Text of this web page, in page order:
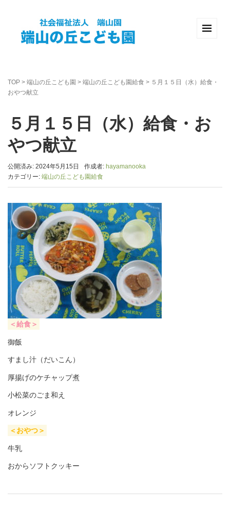
TOP > 端山の丘こども園 > 端山の丘こども園給食 > ５月１５日（水）給食・
おやつ献立
５月１５日（水）給食・お
やつ献立
公開済み: 2024年5月15日 作成者: hayamanooka
カテゴリー: 端山の丘こども園給食
＜給食＞
御飯
すまし汁（だいこん）
厚揚げのケチャップ煮
小松菜のごま和え
オレンジ
＜おやつ＞
牛乳
おからソフトクッキー